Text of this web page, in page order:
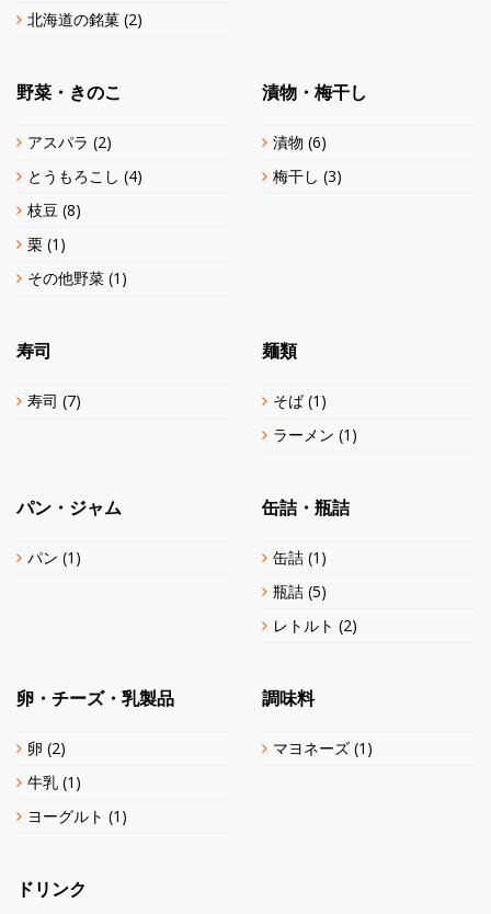
北海道の銘菓 (2)
野菜・きのこ
アスパラ (2)
とうもろこし (4)
枝豆 (8)
栗 (1)
その他野菜 (1)
漬物・梅干し
漬物 (6)
梅干し (3)
寿司
寿司 (7)
麺類
そば(1)
ラーメン (1)
パン・ジャム
パン (1)
缶詰・瓶詰
缶詰 (1)
瓶詰 (5)
レトルト (2)
卵・チーズ・乳製品
卵 (2)
牛乳 (1)
ヨーグルト (1)
調味料
マヨネーズ (1)
ドリンク